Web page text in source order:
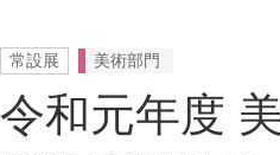
常設展 美術部門
令和元年度